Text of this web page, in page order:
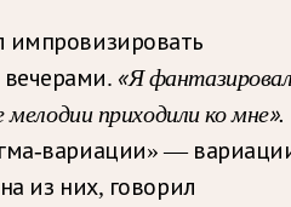
импровизировать
«Я
приходили ко мне».
вариации» —
из них, говорил